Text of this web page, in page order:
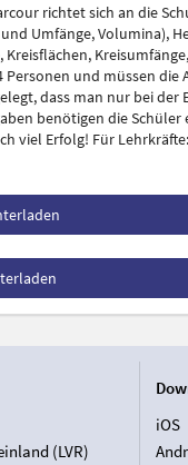
richtet sich an die
Umfänge, Volumina),
und müssen die
dass man nur bei der
benötigen die Schüler
viel Erfolg! Für
(LVR)
iOS